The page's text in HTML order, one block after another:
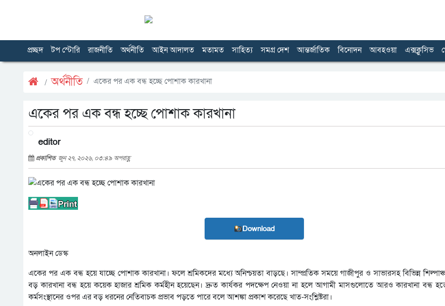
প্রচ্ছদ টপ স্টোরি রাজনীতি অর্থনীতি আইন আদালত মতামত সাহিত্য সমগ্র দেশ আন্তর্জাতিক বিনোদন আবহওয়া এক্সক্লুসিভ
অর্থনীতি একের পর এক বন্ধ হচ্ছে পোশাক কারখানা
একের পর এক বন্ধ হচ্ছে পোশাক কারখানা
editor
প্রকাশিত জুন ২৭, ২০২৬, ০৩:৪৯ অপরাহ্ণ
Download
অনলাইন ডেস্ক
একের পর এক বন্ধ হয়ে যাচ্ছে পোশাক কারখানা। ফলে শ্রমিকদের মধ্যে অনিশ্চয়তা বাড়ছে। সাম্প্রতিক সময়ে গাজীপুর ও সাভারসহ বিভিন্ন
বড় কারখানা বন্ধ হয়ে কয়েক হাজার শ্রমিক কর্মহীন হয়েছেন। দ্রুত কার্যকর পদক্ষেপ নেওয়া না হলে আগামী মাসগুলোতে আরও কারখানা বন্ধ
কর্মসংস্থানের ওপর এর বড় ধরনের নেতিবাচক প্রভাব পড়তে পারে বলে আশঙ্কা প্রকাশ করেছে খাত-সংশ্লিষ্টরা।